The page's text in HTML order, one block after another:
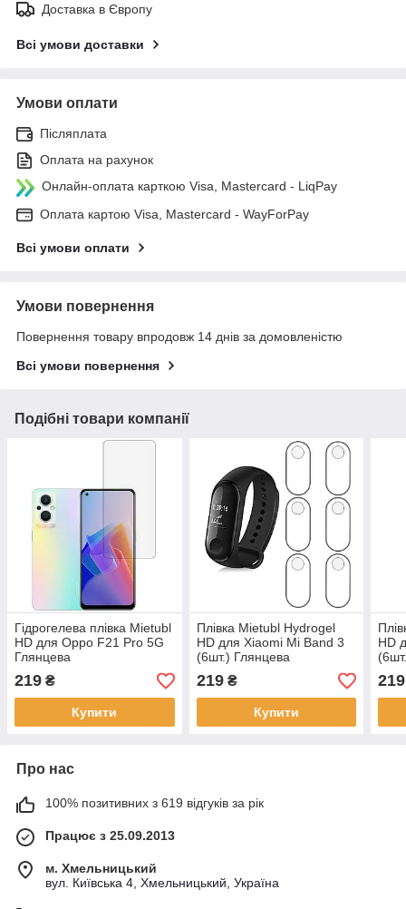
Доставка в Європу
Всі умови доставки
Умови оплати
Післяплата
Оплата на рахунок
Онлайн-оплата карткою Visa, Mastercard - LiqPay
Оплата картою Visa, Mastercard - WayForPay
Всі умови оплати
Умови повернення
Повернення товару впродовж 14 днів за домовленістю
Всі умови повернення
Подібні товари компанії
Гідрогелева плівка Mietubl
HD для Oppo F21 Pro 5G
Глянцева
219 ₴
Купити
Плівка Mietubl Hydrogel
HD для Xiaomi Mi Band 3
(6шт.) Глянцева
219₴
Купити
HD
219
Про нас
100% позитивних з 619 відгуків за рік
Працює з 25.09.2013
м. Хмельницький
вул. Київська 4, Хмельницький, Україна